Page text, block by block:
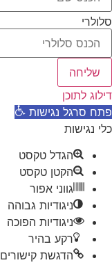
סלולרי
שליחה
דילוג לתוכן
פתח סרגל נגישות
כלי נגישות
הגדל טקסט
הקטן טקסט
גווני אפור
ניגודיות גבוהה
ניגודיות הפוכה
רקע בהיר
הדגשת קישורים